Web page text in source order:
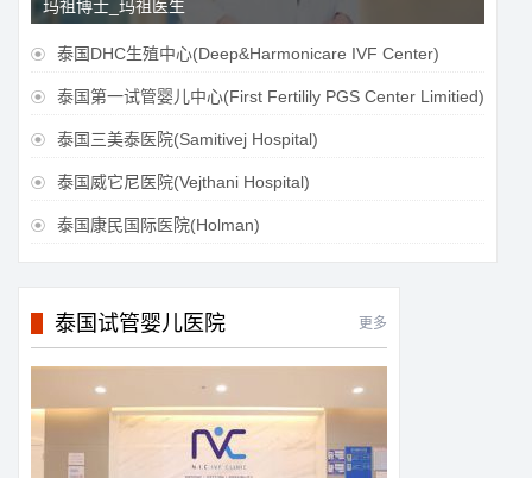
玛祖博士_玛祖医生
 泰国DHC生殖中心(Deep&Harmonicare IVF Center)
 泰国第一试管婴儿中心(First Fertilily PGS Center Limitied)
 泰国三美泰医院(Samitivej Hospital)
 泰国威它尼医院(Vejthani Hospital)
 泰国康民国际医院(Holman)
泰国试管婴儿医院 更多